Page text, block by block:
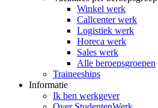
Winkel werk
Callcenter werk
Logistiek werk
Horeca werk
Sales werk
Alle beroepsgroepen
Traineeships
Informatie
Ik ben werkgever